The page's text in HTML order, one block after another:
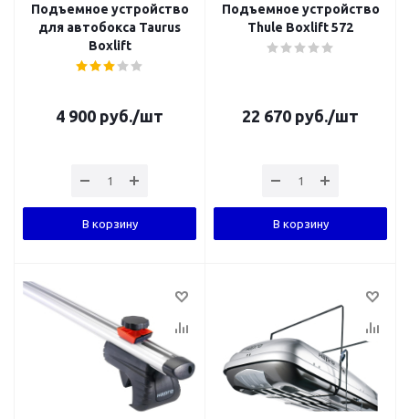
Подъемное устройство
для автобокса Taurus
Boxlift
4 900 руб./шт
В корзину
Подъемное устройство
Thule Boxlift 572
22 670 руб./шт
В корзину